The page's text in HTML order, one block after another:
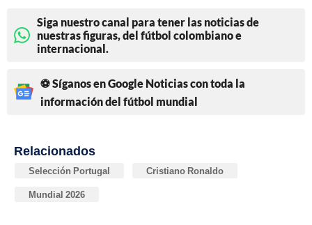
Siga nuestro canal para tener las noticias de
nuestras figuras, del fútbol colombiano e
internacional.
⚽ Síganos en Google Noticias con toda la
información del fútbol mundial
Relacionados
Selección Portugal Cristiano Ronaldo
Mundial 2026